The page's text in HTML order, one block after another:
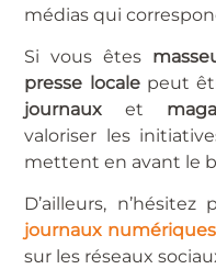
médias qui
Si vous êtes
presse locale peut
journaux et
valoriser les
mettent en avant le
D’ailleurs,
journaux numériques
sur les réseaux